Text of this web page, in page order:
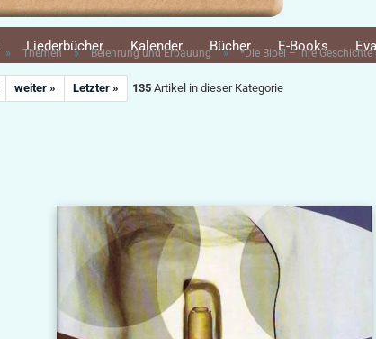
Liederbücher Kalender Bücher E-Books
» Themen » Belehrung und Erbauung » *Die Bibel – ihre
weiter » Letzter » 135 Artikel in dieser Kategorie